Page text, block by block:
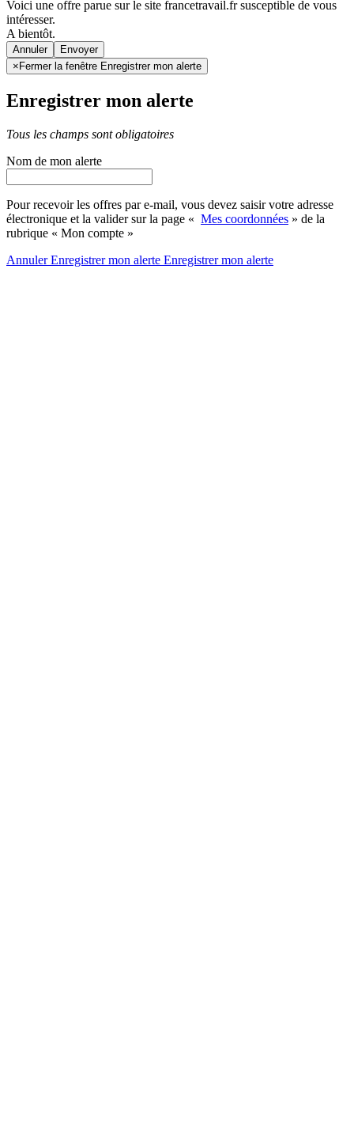
Voici une offre parue sur le site francetravail.fr susceptible de vous
intéresser.
A bientôt.
Annuler
× Fermer la fenêtre Enregistrer mon alerte
Enregistrer mon alerte
Tous les champs sont obligatoires
Nom de mon alerte
Pour recevoir les offres par e-mail, vous devez saisir votre adresse
électronique et la valider sur la page « Mes coordonnées » de la
rubrique « Mon compte »
AnnulerEnregistrer mon alerte Enregistrermon alerte